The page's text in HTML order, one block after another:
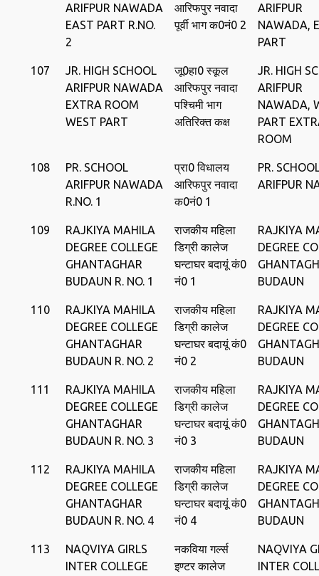
ARIFPUR NAWADA
EAST PART R.NO.
2
आरिफपुर नवादा
पूर्वी भाग क0नं0 2
ARIFPUR
NAWADA,
PART
107
JR. HIGH SCHOOL
ARIFPUR NAWADA
EXTRA ROOM
WEST PART
जू0हा0 स्‍कूल
आरिफपुर नवादा
पश्चिमी भाग
अतिरिक्‍त कक्ष
JR. HIGH
ARIFPUR
NAWADA,
PART
ROOM
108
PR. SCHOOL
ARIFPUR NAWADA
R.NO. 1
प्रा0 विधालय
आरिफपुर नवादा
क0नं0 1
PR.
ARIFPUR
109
RAJKIYA MAHILA
DEGREE COLLEGE
GHANTAGHAR
BUDAUN R. NO. 1
राजकीय महिला
डिग्री कालेज
घन्‍टाघर बदायूं कं0
नं0 1
RAJKIYA
DEGREE
BUDAUN
110
RAJKIYA MAHILA
DEGREE COLLEGE
GHANTAGHAR
BUDAUN R. NO. 2
राजकीय महिला
डिग्री कालेज
घन्‍टाघर बदायूं कं0
नं0 2
RAJKIYA
DEGREE
BUDAUN
111
RAJKIYA MAHILA
DEGREE COLLEGE
GHANTAGHAR
BUDAUN R. NO. 3
राजकीय महिला
डिग्री कालेज
घन्‍टाघर बदायूं कं0
नं0 3
RAJKIYA
DEGREE
BUDAUN
112
RAJKIYA MAHILA
DEGREE COLLEGE
GHANTAGHAR
BUDAUN R. NO. 4
राजकीय महिला
डिग्री कालेज
घन्‍टाघर बदायूं कं0
नं0 4
RAJKIYA
DEGREE
BUDAUN
113
NAQVIYA GIRLS
INTER COLLEGE
नकविया गर्ल्‍स
इण्‍टर कालेज
NAQVIYA
INTER